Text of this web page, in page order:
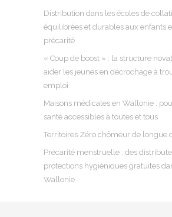
Distribution dans les écoles de
équilibrées et durables aux enfants
précarité
« Coup de boost » : la structure
aider les jeunes en décrochage à
emploi
Maisons médicales en Wallonie :
santé accessibles à toutes et tous
Territoires Zéro chômeur de longue
Précarité menstruelle : des
protections hygiéniques gratuites
Wallonie